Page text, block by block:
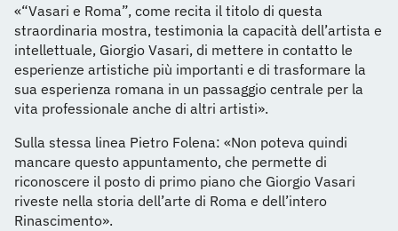
«“Vasari e Roma”, come recita il titolo di questa
straordinaria mostra, testimonia la capacità dell’artista e
intellettuale, Giorgio Vasari, di mettere in contatto le
esperienze artistiche più importanti e di trasformare la
sua esperienza romana in un passaggio centrale per la
vita professionale anche di altri artisti».
Sulla stessa linea Pietro Folena: «Non poteva quindi
mancare questo appuntamento, che permette di
riconoscere il posto di primo piano che Giorgio Vasari
riveste nella storia dell’arte di Roma e dell’intero
Rinascimento».